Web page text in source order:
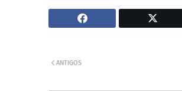
ANTIGOS